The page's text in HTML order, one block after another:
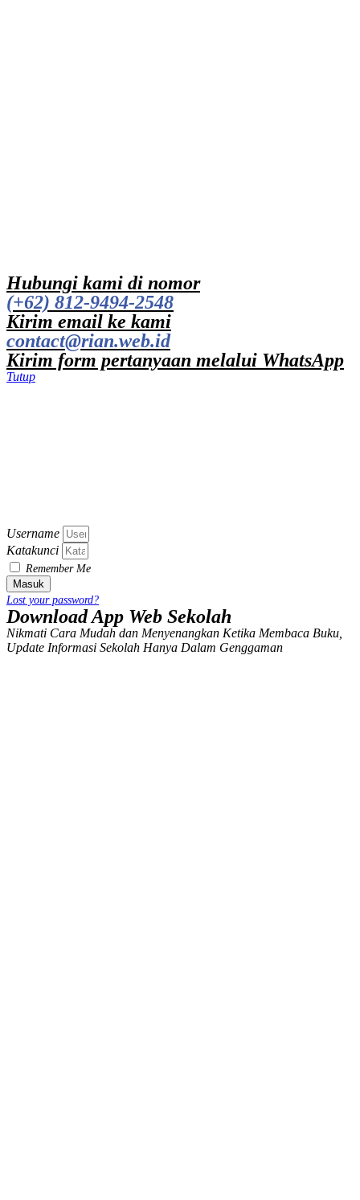
Hubungi kami di nomor
(+62) 812-9494-2548
Kirim email ke kami
contact@rian.web.id
Kirim form pertanyaan melalui WhatsApp
Tutup
Username
Katakunci
Remember Me
Masuk
Lost your password?
Download App Web Sekolah
Nikmati Cara Mudah dan Menyenangkan Ketika Membaca Buku,
Update Informasi Sekolah Hanya Dalam Genggaman